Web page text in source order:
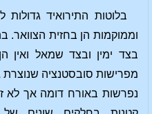
בלוטות התירואיד גדולות
וממוקמות הן בחזית הצוואר.
בצד ימין ובצד שמאל ואין
מפרישות סובסטנציה
נפרשות באורח דומה אך לא